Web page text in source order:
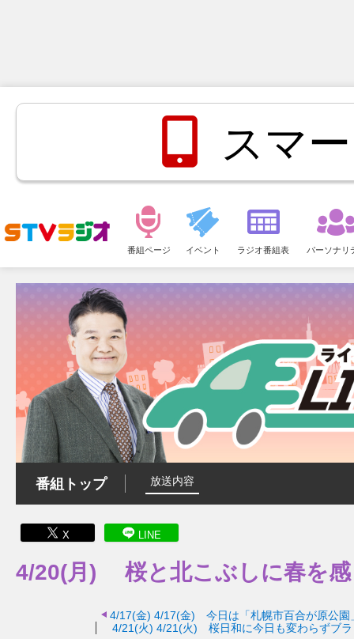
スマ
ュ
ー
番組ページ イベント ラジオ番組表 パーソナリ
番組トップ 放送内容
X LINE
4/20(月) 桜と北こぶしに春を感
4/17(金) 4/17(金) 今日は「札幌市百合が原公園
4/21(火) 4/21(火) 桜日和に今日も変わらずブラ